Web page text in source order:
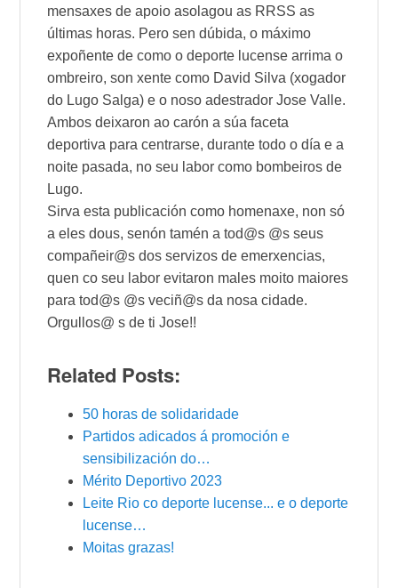
mensaxes de apoio asolagou as RRSS as
últimas horas. Pero sen dúbida, o máximo
expoñente de como o deporte lucense arrima o
ombreiro, son xente como David Silva (xogador
do Lugo Salga) e o noso adestrador Jose Valle.
Ambos deixaron ao carón a súa faceta
deportiva para centrarse, durante todo o día e a
noite pasada, no seu labor como bombeiros de
Lugo.
Sirva esta publicación como homenaxe, non só
a eles dous, senón tamén a tod@s @s seus
compañeir@s dos servizos de emerxencias,
quen co seu labor evitaron males moito maiores
para tod@s @s veciñ@s da nosa cidade.
Orgullos@ s de ti Jose!!
Related Posts:
50 horas de solidaridade
Partidos adicados á promoción e
sensibilización do…
Mérito Deportivo 2023
Leite Rio co deporte lucense... e o deporte
lucense…
Moitas grazas!